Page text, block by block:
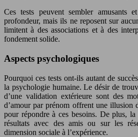
Ces tests peuvent sembler amusants
profondeur, mais ils ne reposent sur
limitent à des associations et à des
fondement solide.
Aspects psychologiques
Pourquoi ces tests ont-ils autant de
la psychologie humaine. Le désir de
d’une validation extérieure sont des
d’amour par prénom offrent une illusion
pour répondre à ces besoins. De plus,
résultats avec des amis ou sur les
dimension sociale à l’expérience.